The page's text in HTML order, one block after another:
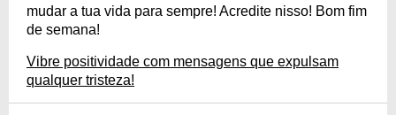
mudar a tua vida para sempre! Acredite nisso! Bom fim
de semana!
Vibre positividade com mensagens que expulsam
qualquer tristeza!